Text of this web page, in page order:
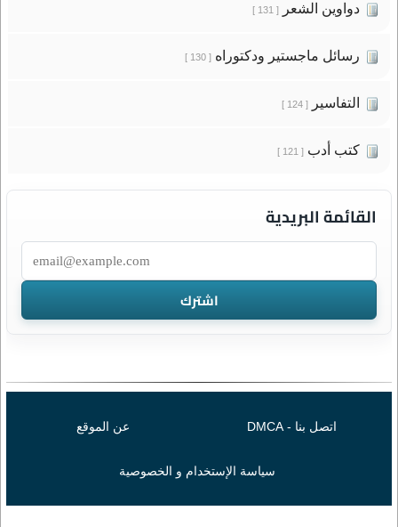
دواوين الشعر[ 131 ]
رسائل ماجستير ودكتوراه[ 130 ]
التفاسير[ 124 ]
كتب أدب[ 121 ]
القائمة البريدية
اتصل بنا - DMCA عن الموقع
سياسة الإستخدام و الخصوصية